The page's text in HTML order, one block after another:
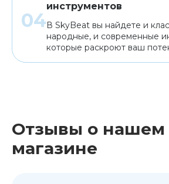
инструментов
В SkyBeat вы найдете и
народные, и современные
которые раскроют ваш
Отзывы о нашем
магазине